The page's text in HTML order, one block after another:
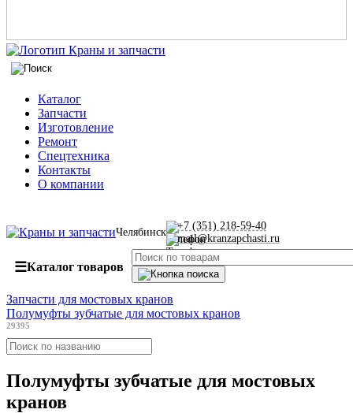
Каталог
Запчасти
Изготовление
Ремонт
Спецтехника
Контакты
О компании
Челябинск
+7 (351) 218-59-40
mail@kranzapchasti.ru
☰Каталог товаров
Запчасти для мостовых кранов
Полумуфты зубчатые для мостовых кранов
29395
Полумуфты зубчатые для мостовых
кранов